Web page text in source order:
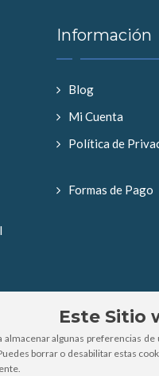
Información
Blog
Mi Cuenta
Política de
Formas de Pago
Este Sitio
almacenar algunas preferencias
borrar o desabilitar estas